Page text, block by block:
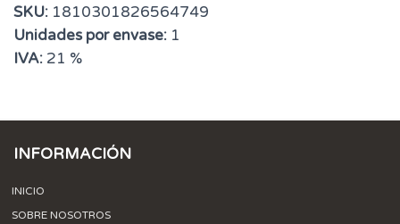
SKU: 1810301826564749
Unidades por envase: 1
IVA: 21 %
INFORMACIÓN
INICIO
SOBRE NOSOTROS